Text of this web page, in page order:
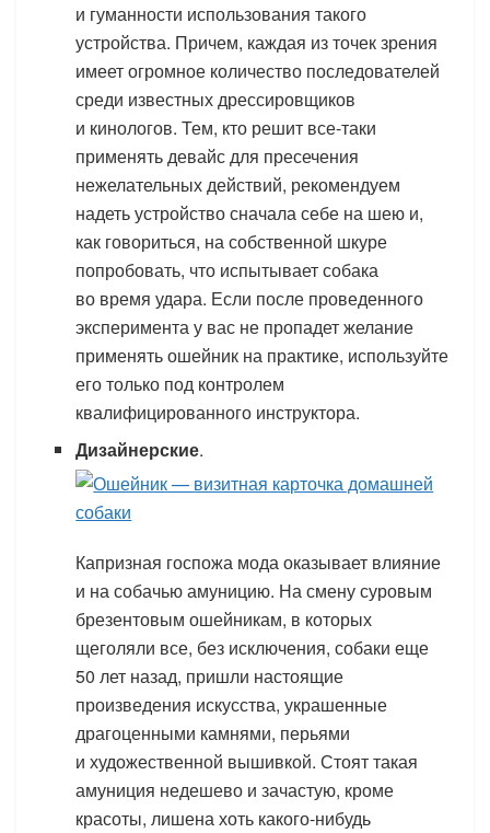
и гуманности использования такого
устройства. Причем, каждая из точек зрения
имеет огромное количество последователей
среди известных дрессировщиков
и кинологов. Тем, кто решит все-таки
применять девайс для пресечения
нежелательных действий, рекомендуем
надеть устройство сначала себе на шею и,
как говориться, на собственной шкуре
попробовать, что испытывает собака
во время удара. Если после проведенного
эксперимента у вас не пропадет желание
применять ошейник на практике, используйте
его только под контролем
квалифицированного инструктора.
Дизайнерские.
Капризная госпожа мода оказывает влияние
и на собачью амуницию. На смену суровым
брезентовым ошейникам, в которых
щеголяли все, без исключения, собаки еще
50 лет назад, пришли настоящие
произведения искусства, украшенные
драгоценными камнями, перьями
и художественной вышивкой. Стоят такая
амуниция недешево и зачастую, кроме
красоты, лишена хоть какого-нибудь